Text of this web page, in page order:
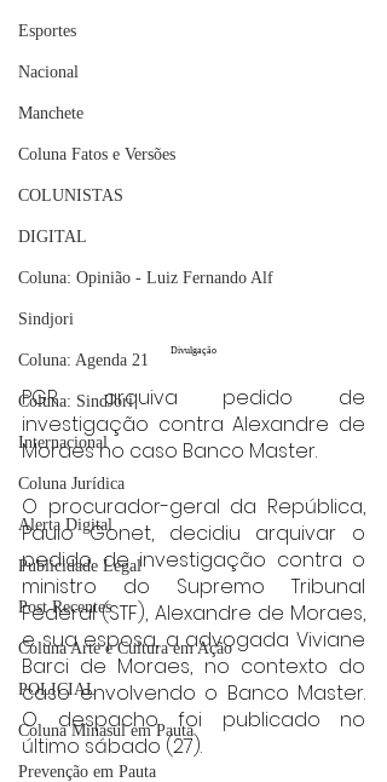
Esportes
Nacional
Manchete
Coluna Fatos e Versões
COLUNISTAS
DIGITAL
Coluna: Opinião - Luiz Fernando Alf
Sindjori
Coluna: Agenda 21
Coluna: SindJori
Internacional
Coluna Jurídica
Alerta Digital
Publicidade Legal
Post Recentes
Coluna Arte e Cultura em Ação
POLICIAL
Coluna Minasul em Pauta
Prevenção em Pauta
Divulgação
PGR arquiva pedido de
investigação contra Alexandre de
Moraes no caso Banco Master.
O procurador-geral da República,
Paulo Gonet, decidiu arquivar o
pedido de investigação contra o
ministro do Supremo Tribunal
Federal (STF), Alexandre de Moraes,
e sua esposa, a advogada Viviane
Barci de Moraes, no contexto do
caso envolvendo o Banco Master.
O despacho foi publicado no
último sábado (27).